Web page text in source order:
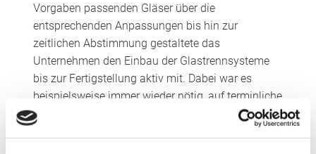
Vorgaben passenden Gläser über die
entsprechenden Anpassungen bis hin zur
zeitlichen Abstimmung gestaltete das
Unternehmen den Einbau der Glastrennsysteme
bis zur Fertigstellung aktiv mit. Dabei war es
beispielsweise immer wieder nötig, auf terminliche
Veränderungen im Baufortschritt flexibel zu